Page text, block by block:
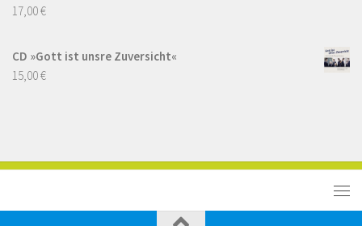
17,00€
CD »Gott ist unsre Zuversicht«
15,00€